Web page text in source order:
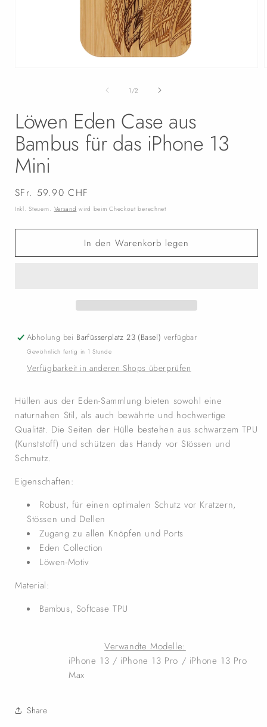
1 /von
2
Löwen Eden Case aus
Bambus für das iPhone 13
Mini
Normaler
Preis
SFr. 59.90 CHF
Inkl. Steuern. Versand wird beim Checkout berechnet
In den Warenkorb legen
Abholung bei Barfüsserplatz 23 (Basel) verfügbar
Gewöhnlich fertig in 1 Stunde
Verfügbarkeit in anderen Shops überprüfen
Hüllen aus der Eden-Sammlung bieten sowohl eine
naturnahen Stil, als auch bewährte und hochwertige
Qualität. Die Seiten der Hülle bestehen aus schwarzem TPU
(Kunststoff) und schützen das Handy vor Stössen und
Schmutz.
Eigenschaften:
Robust, für einen optimalen Schutz vor Kratzern,
Stössen und Dellen
Zugang zu allen Knöpfen und Ports
Eden Collection
Löwen-Motiv
Material:
Bambus, Softcase TPU
Verwandte Modelle:
iPhone 13 / iPhone 13 Pro / iPhone 13 Pro
Max
Share